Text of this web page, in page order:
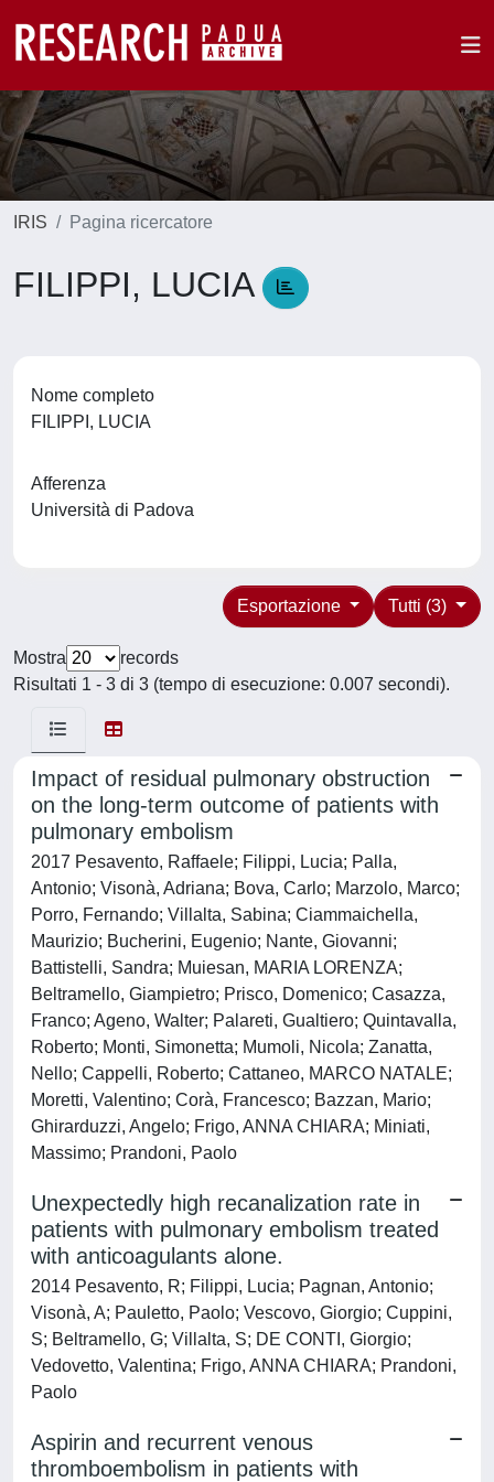
IRIS Pagina ricercatore
FILIPPI, LUCIA
Nome completo
FILIPPI, LUCIA
Afferenza
Università di Padova
Tutti (3)
Esportazione
Mostra
records
Risultati 1 - 3 di 3 (tempo di esecuzione: 0.007 secondi).
Impact of residual pulmonary obstruction
on the long-term outcome of patients with
pulmonary embolism
2017 Pesavento, Raffaele; Filippi, Lucia; Palla,
Antonio; Visonà, Adriana; Bova, Carlo; Marzolo, Marco;
Porro, Fernando; Villalta, Sabina; Ciammaichella,
Maurizio; Bucherini, Eugenio; Nante, Giovanni;
Battistelli, Sandra; Muiesan, MARIA LORENZA;
Beltramello, Giampietro; Prisco, Domenico; Casazza,
Franco; Ageno, Walter; Palareti, Gualtiero; Quintavalla,
Roberto; Monti, Simonetta; Mumoli, Nicola; Zanatta,
Nello; Cappelli, Roberto; Cattaneo, MARCO NATALE;
Moretti, Valentino; Corà, Francesco; Bazzan, Mario;
Ghirarduzzi, Angelo; Frigo, ANNA CHIARA; Miniati,
Massimo; Prandoni, Paolo
Unexpectedly high recanalization rate in
patients with pulmonary embolism treated
with anticoagulants alone.
2014 Pesavento, R; Filippi, Lucia; Pagnan, Antonio;
Visonà, A; Pauletto, Paolo; Vescovo, Giorgio; Cuppini,
S; Beltramello, G; Villalta, S; DE CONTI, Giorgio;
Vedovetto, Valentina; Frigo, ANNA CHIARA; Prandoni,
Paolo
Aspirin and recurrent venous
thromboembolism in patients with